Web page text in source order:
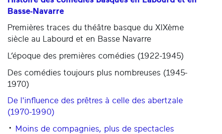
Basse-Navarre
Premières traces du théâtre basque du XIXème
siècle au Labourd et en Basse Navarre
L’époque des premières comédies (1922-1945)
Des comédies toujours plus nombreuses (1945-
1970)
De l'influence des prêtres à celle des abertzale
(1970-1990)
Moins de compagnies, plus de spectacles